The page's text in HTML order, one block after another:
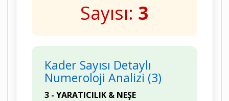
Sayısı: 3
Kader Sayısı Detaylı
Numeroloji Analizi (3)
3 - YARATICILIK & NEŞE